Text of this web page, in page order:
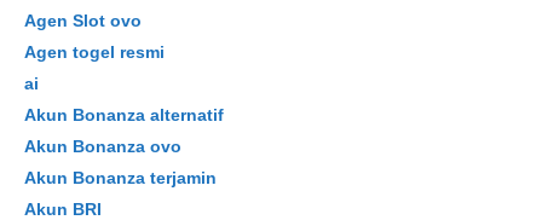
Agen Slot ovo
Agen togel resmi
ai
Akun Bonanza alternatif
Akun Bonanza ovo
Akun Bonanza terjamin
Akun BRI